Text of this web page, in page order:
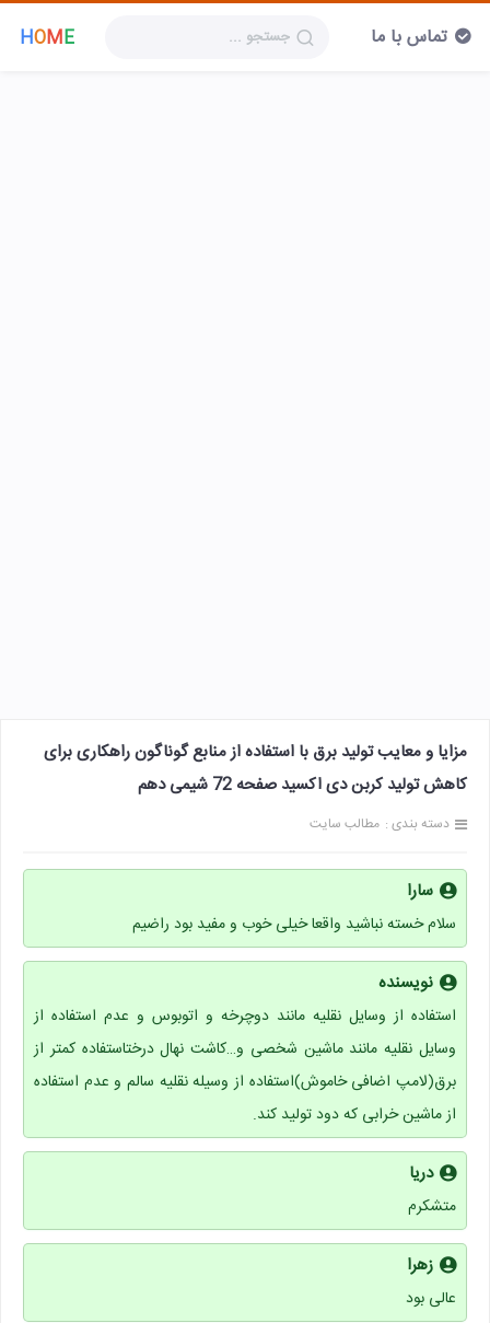
HOME تماس با ما
مزایا و معایب تولید برق با استفاده از منابع گوناگون راهکاری برای
کاهش تولید کربن دی اکسید صفحه 72 شیمی دهم
دسته بندی : مطالب سایت
سارا
سلام خسته نباشید واقعا خیلی خوب و مفید بود راضیم
نویسنده
استفاده از وسایل نقلیه مانند دوچرخه و اتوبوس و عدم استفاده از
وسایل نقلیه مانند ماشین شخصی و…کاشت نهال درختاستفاده کمتر از
برق(لامپ اضافی خاموش)استفاده از وسیله نقلیه سالم و عدم استفاده
از ماشین خرابی که دود تولید کند.
دریا
متشکرم
زهرا
عالی بود